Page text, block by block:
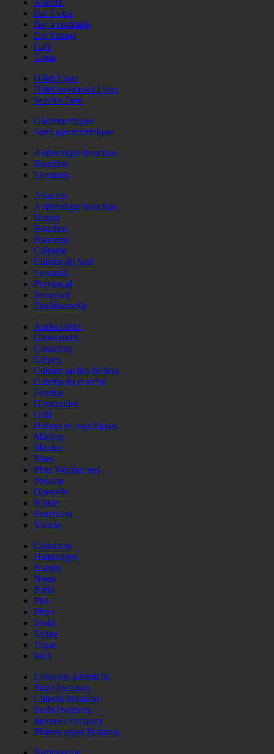
Apéritif
Bar à vins
Bar à cocktails
Bar lounge
Café
Tapas
Hôtel Lyon
Hôtel restaurant Lyon
Service Tard
Gastronomique
Semi gastronomique
Authentique bouchon
Bouchon
Lyonnais
Alsacien
Authentique bouchon
Bistrot
Bouchon
Brasserie
Crêperie
Cuisine du Sud
Lyonnais
Provençal
Savoyard
Traditionnelle
Andouillette
Choucroute
Couscous
Crêpes
Cuisine au feu de bois
Cuisine du marché
Fondue
Grenouilles
Grill
Huitres et coquillages
Mâchon
Moules
Pâtes
Plats Végétariens
Poisson
Quenelle
Salade
Saucisson
Viande
Couscous
Hamburger
Burger
Nems
Paëla
Phö
Pizza
Sushi
Tajine
Tapas
Wok
Livraison àdomicile
Pizza livraison
Chinois livraison
Sushi livraison
Japonais livraison
Plateau repas livraison